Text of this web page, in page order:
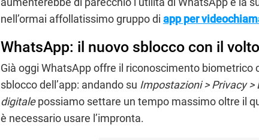
nell’ormai affollatissimo gruppo di app per
WhatsApp: il nuovo sblocco con il volto
Già oggi WhatsApp offre il riconoscimento biometrico
sblocco dell’app: andando su Impostazioni > Privacy
digitalepossiamo settare un tempo massimo oltre il
è necessario usare l’impronta.